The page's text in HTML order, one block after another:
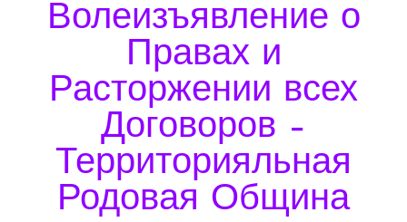
Волеизъявление о
Правах и
Расторжении всех
Договоров –
Территорияльная
Родовая Община